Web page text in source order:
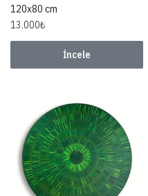
120x80 cm
13.000₺
İncele